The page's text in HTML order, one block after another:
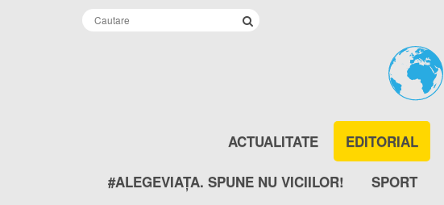
ACTUALITATE EDITORIAL
#ALEGEVIAȚA. SPUNE NU VICIILOR! SPORT